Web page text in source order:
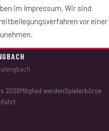
im Impressum. Wir sind
vor einer
2026Mitglied werdenSpielerbörse